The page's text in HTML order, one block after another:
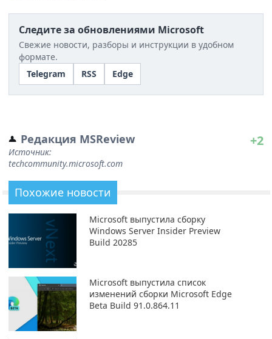
Следите за обновлениями Microsoft
Свежие новости, разборы и инструкции в удобном
формате.
Telegram
RSS Edge
Редакция MSReview
Источник:
techcommunity.microsoft.com
+2
Похожие новости
Microsoft выпустила сборку
Windows Server Insider Preview
Build 20285
Microsoft выпустила список
изменений сборки Microsoft Edge
Beta Build 91.0.864.11